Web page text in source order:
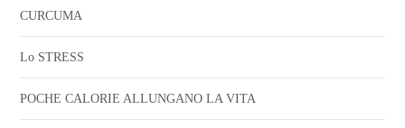
CURCUMA
Lo STRESS
POCHE CALORIE ALLUNGANO LA VITA